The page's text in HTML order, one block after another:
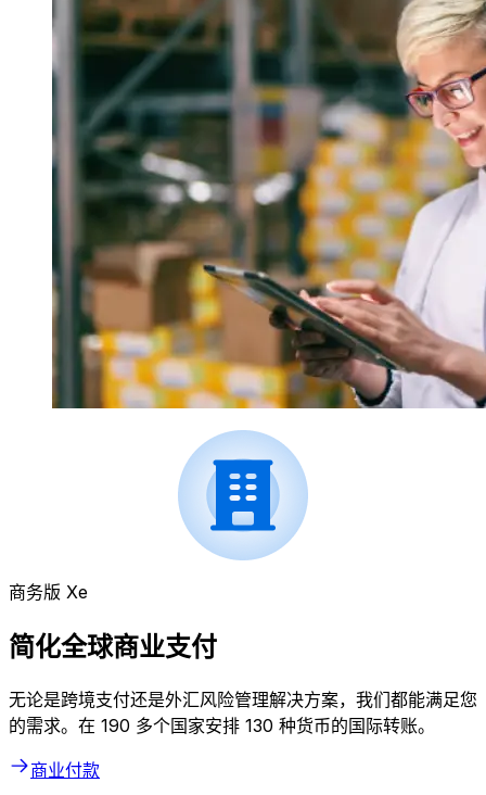
商务版 Xe
简化全球商业支付
无论是跨境支付还是外汇风险管理解决方案，我们都能满足您
的需求。在 190 多个国家安排 130 种货币的国际转账。
商业付款